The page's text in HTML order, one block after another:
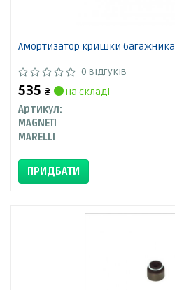
Амортизатор кришки багажника
0 відгуків
535 ₴
на складі
Артикул:
MAGNETI
MARELLI
ПРИДБАТИ